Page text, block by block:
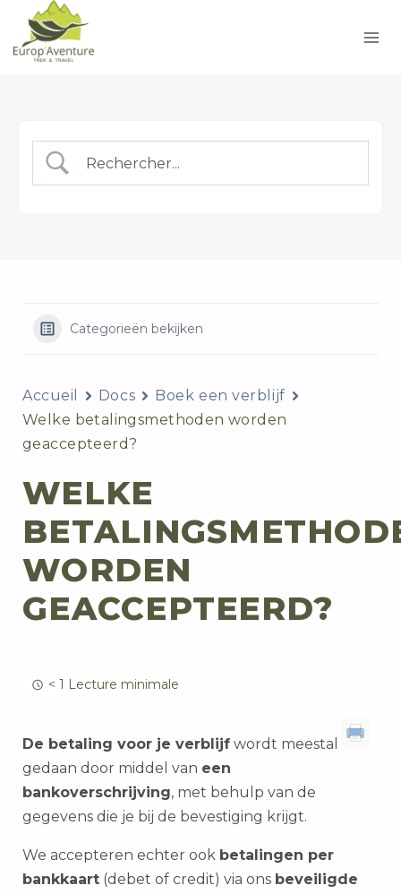
Doorgaan
naar
inhoud
Categorieën bekijken
Accueil Docs
Boek een verblijf
Welke betalingsmethoden worden
geaccepteerd?
WELKE
WORDEN
GEACCEPTEERD?
< 1 Lecture minimale
De betaling voor je verblijf wordt meestal
gedaan door middel van een
bankoverschrijving, met behulp van de
gegevens die je bij de bevestiging krijgt.
We accepteren echter ook betalingen per
bankkaart (debet of credit) via ons beveiligde